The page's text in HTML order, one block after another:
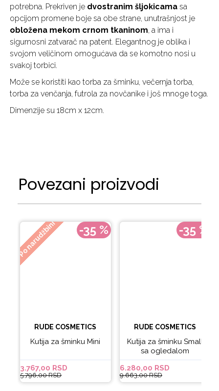
potrebna. Prekriven je dvostranim šljokicama sa
opcijom promene boje sa obe strane, unutrašnjost je
obložena mekom crnom tkaninom, a ima i
sigurnosni zatvarač na patent. Elegantnog je oblika i
svojom veličinom omogućava da se komotno nosi u
svakoj torbici.
Može se koristiti kao torba za šminku, večernja torba,
torba za venčanja, futrola za novčanike i još mnoge toga.
Dimenzije su 18cm x 12cm.
Povezani proizvodi
-35 %
Po narudžbini
RUDE COSMETICS
Kutija za šminku Mini
3.767,00 RSD
5.796,00 RSD
-35 %
RUDE COSMETICS
Kutija za šminku Small
sa ogledalom
6.280,00 RSD
9.663,00 RSD